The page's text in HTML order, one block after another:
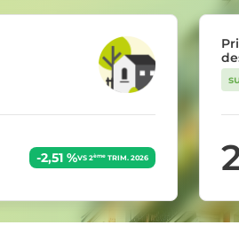
-2,51 %VS 2ème TRIM. 2026